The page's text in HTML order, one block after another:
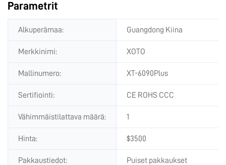
Parametrit
Alkuperämaa: Guangdong Kiina
Merkkinimi: XOTO
Mallinumero: XT-6090Plus
Sertifiointi: CE ROHS CCC
Vähimmäistilattava määrä: 1
Hinta: $3500
Pakkaustiedot: Puiset pakkaukset